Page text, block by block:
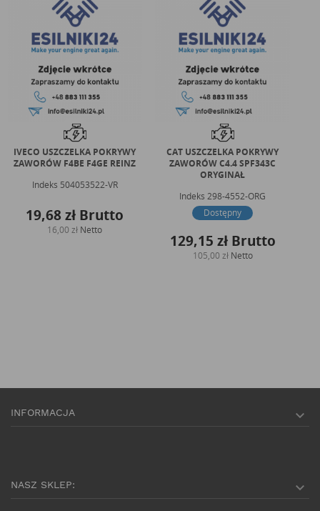
IVECO USZCZELKA POKRYWY
ZAWORÓW F4BE F4GE REINZ
Indeks 504053522-VR
19,68 zł Brutto
16,00 zł Netto
CAT USZCZELKA POKRYWY
ZAWORÓW C4.4 SPF343C
ORYGINAŁ
Indeks 298-4552-ORG
Dostępny
129,15 złBrutto
105,00 zł Netto
INFORMACJA 
NASZ SKLEP: 